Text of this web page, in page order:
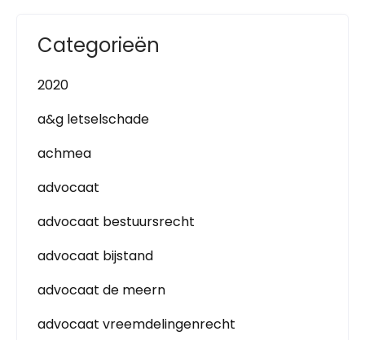
Categorieën
2020
a&g letselschade
achmea
advocaat
advocaat bestuursrecht
advocaat bijstand
advocaat de meern
advocaat vreemdelingenrecht